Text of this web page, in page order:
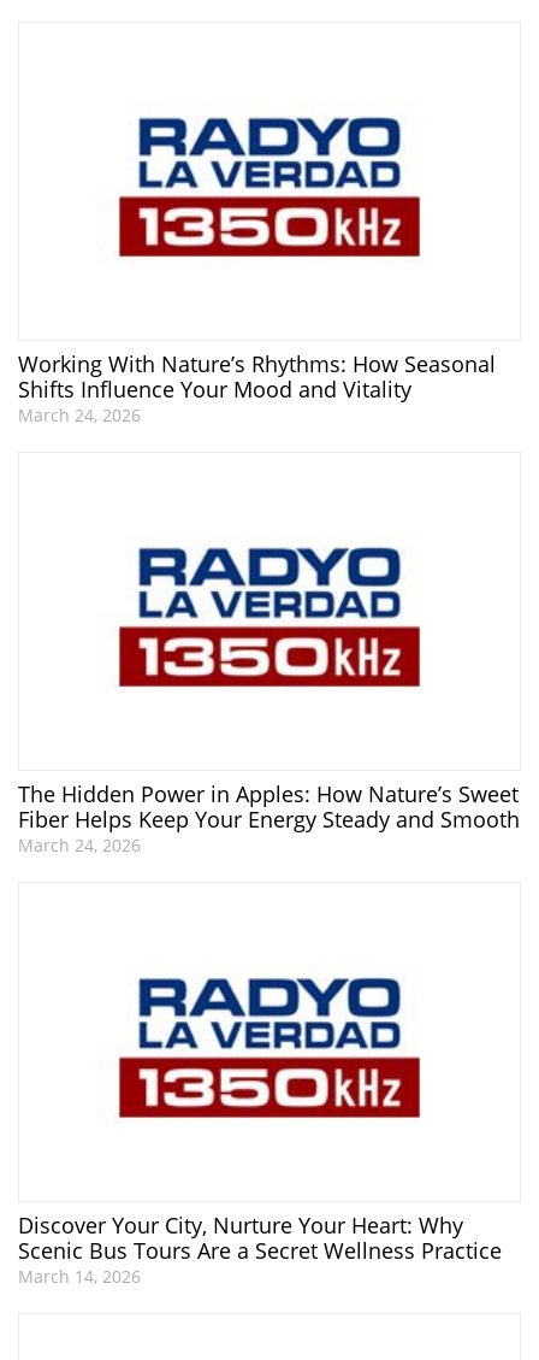
Working With Nature’s Rhythms: How Seasonal
Shifts Influence Your Mood and Vitality
March 24, 2026
The Hidden Power in Apples: How Nature’s Sweet
Fiber Helps Keep Your Energy Steady and Smooth
March 24, 2026
Discover Your City, Nurture Your Heart: Why
Scenic Bus Tours Are a Secret Wellness Practice
March 14, 2026